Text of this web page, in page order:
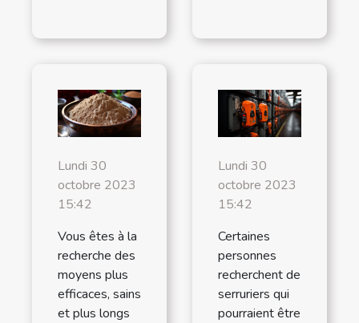
Lundi 30
octobre 2023
15:42
Vous êtes à la
recherche des
moyens plus
efficaces, sains
et plus longs
Lundi 30
octobre 2023
15:42
Certaines
personnes
recherchent de
serruriers qui
pourraient être